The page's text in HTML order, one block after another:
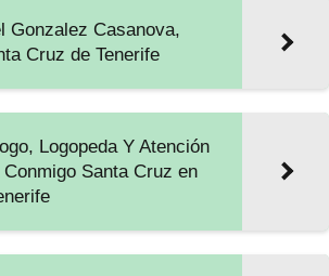
Gonzalez Casanova,
Cruz de Tenerife
Logopeda Y Atención
Conmigo Santa Cruz en